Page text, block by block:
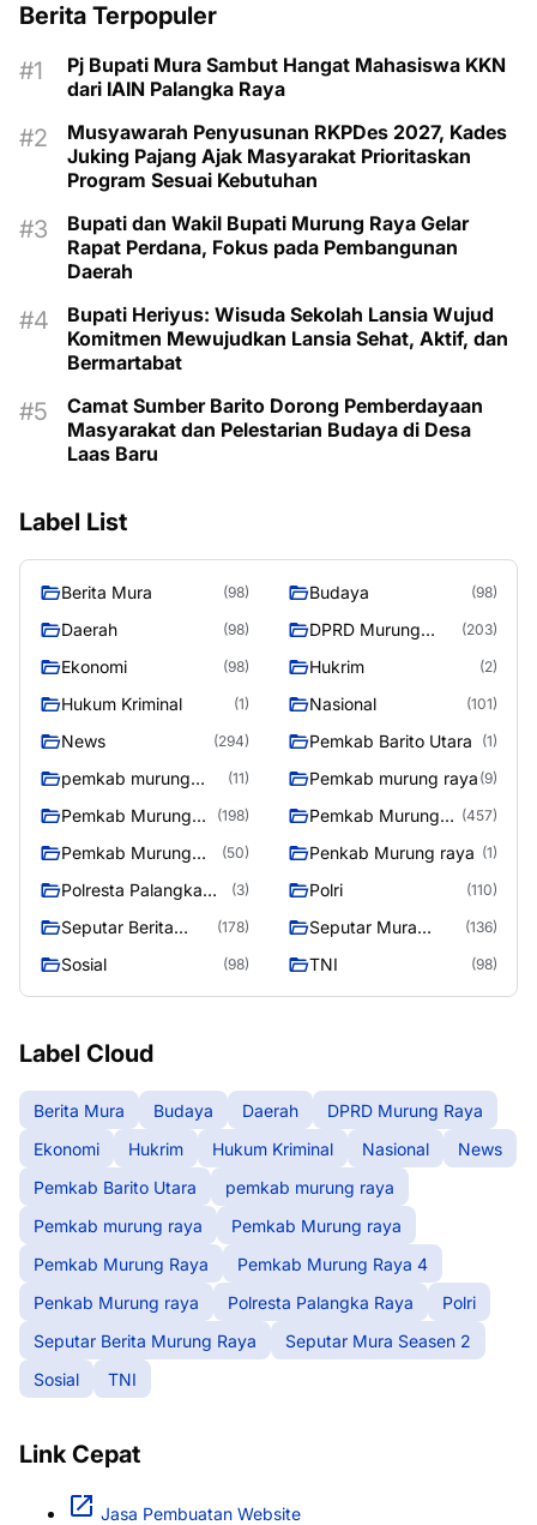
Berita Terpopuler
Pj Bupati Mura Sambut Hangat Mahasiswa KKN
dari IAIN Palangka Raya
Musyawarah Penyusunan RKPDes 2027, Kades
Juking Pajang Ajak Masyarakat Prioritaskan
Program Sesuai Kebutuhan
Bupati dan Wakil Bupati Murung Raya Gelar
Rapat Perdana, Fokus pada Pembangunan
Daerah
Bupati Heriyus: Wisuda Sekolah Lansia Wujud
Komitmen Mewujudkan Lansia Sehat, Aktif, dan
Bermartabat
Camat Sumber Barito Dorong Pemberdayaan
Masyarakat dan Pelestarian Budaya di Desa
Laas Baru
Label List
Berita Mura (98) Budaya (98)
Daerah (98)
DPRD Murung
(203)
Ekonomi (98) Hukrim (2)
Hukum Kriminal (1) Nasional (101)
News (294) Pemkab Barito Utara (1)
pemkab murung
(11) Pemkab murung raya (9)
Pemkab Murung
(198)
Pemkab Murung
(457)
Pemkab Murung
(50) Penkab Murung raya (1)
Polresta Palangka
(3) Polri (110)
Seputar Berita
(178)
Seputar Mura
(136)
Sosial (98) TNI (98)
Label Cloud
Berita Mura Budaya Daerah
DPRD Murung Raya
Ekonomi
Hukrim Hukum Kriminal Nasional
News
Pemkab Barito Utara
pemkab murung raya
Pemkab murung raya
Pemkab Murung raya
Pemkab Murung Raya
Pemkab Murung Raya 4
Penkab Murung raya
Polresta Palangka Raya
Polri
Seputar Berita Murung Raya
Seputar Mura Seasen 2
Sosial
TNI
Link Cepat
Jasa Pembuatan Website